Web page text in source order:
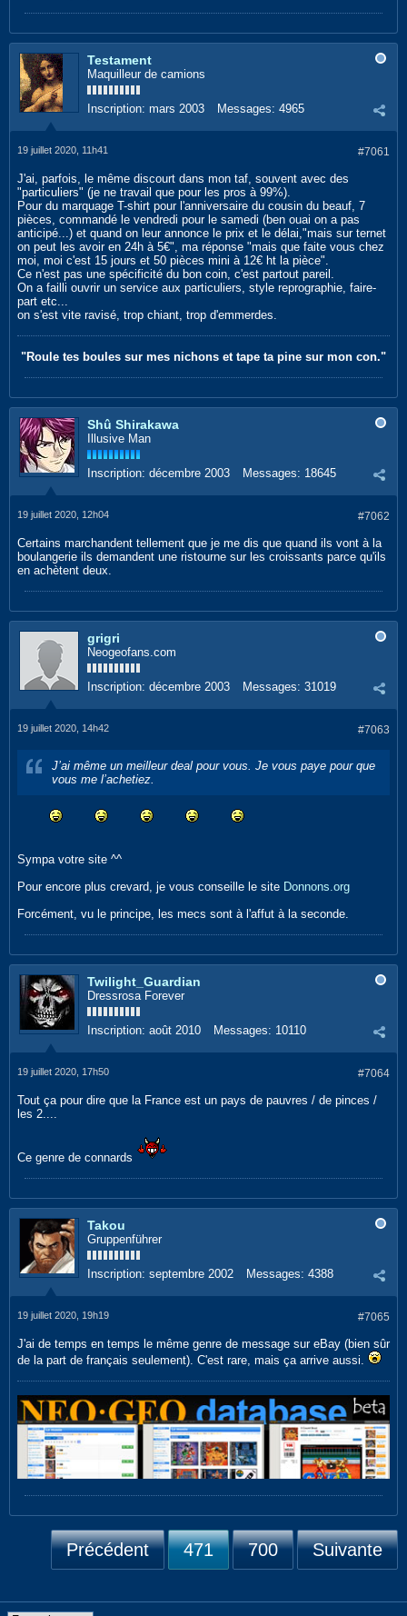
Testament
Maquilleur de camions
Inscription: mars 2003 Messages: 4965
#7061
19 juillet 2020, 11h41
J'ai, parfois, le même discourt dans mon taf, souvent avec des
"particuliers" (je ne travail que pour les pros à 99%).
Pour du marquage T-shirt pour l'anniversaire du cousin du beauf, 7
pièces, commandé le vendredi pour le samedi (ben ouai on a pas
anticipé...) et quand on leur annonce le prix et le délai,"mais sur ternet
on peut les avoir en 24h à 5€", ma réponse "mais que faite vous chez
moi, moi c'est 15 jours et 50 pièces mini à 12€ ht la pièce".
Ce n'est pas une spécificité du bon coin, c'est partout pareil.
On a failli ouvrir un service aux particuliers, style reprographie, faire-
part etc...
on s'est vite ravisé, trop chiant, trop d'emmerdes.
"Roule tes boules sur mes nichons et tape ta pine sur mon con."
Shû Shirakawa
Illusive Man
Inscription: décembre 2003 Messages: 18645
#7062
19 juillet 2020, 12h04
Certains marchandent tellement que je me dis que quand ils vont à la
boulangerie ils demandent une ristourne sur les croissants parce qu'ils
en achètent deux.
grigri
Neogeofans.com
Inscription: décembre 2003 Messages: 31019
#7063
19 juillet 2020, 14h42
J’ai même un meilleur deal pour vous. Je vous paye pour que
vous me l’achetiez.
Sympa votre site ^^
Pour encore plus crevard, je vous conseille le site Donnons.org
Forcément, vu le principe, les mecs sont à l'affut à la seconde.
Twilight_Guardian
Dressrosa Forever
Inscription: août 2010 Messages: 10110
#7064
19 juillet 2020, 17h50
Tout ça pour dire que la France est un pays de pauvres / de pinces /
les 2....
Ce genre de connards
Takou
Gruppenführer
Inscription: septembre 2002 Messages: 4388
#7065
19 juillet 2020, 19h19
J'ai de temps en temps le même genre de message sur eBay (bien sûr
de la part de français seulement). C'est rare, mais ça arrive aussi.
Précédent 471 700 Suivante